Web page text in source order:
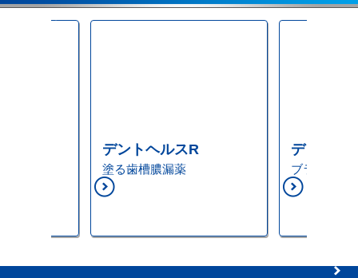
デントヘルスR
塗る歯槽膿漏薬
デントヘ
ブラッシン